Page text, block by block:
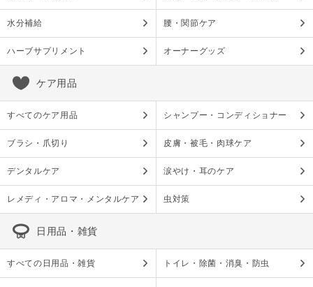
水分補給 腰・関節ケア
ハーブサプリメント オーナーグッズ
ケア用品
すべてのケア用品 シャンプー・コンディショナー
ブラシ・爪切り 皮膚・被毛・肉球ケア
デンタルケア 涙やけ・耳のケア
レメディ・アロマ・メンタルケア 虫対策
日用品・雑貨
すべての日用品・雑貨 トイレ・除菌・消臭・防虫